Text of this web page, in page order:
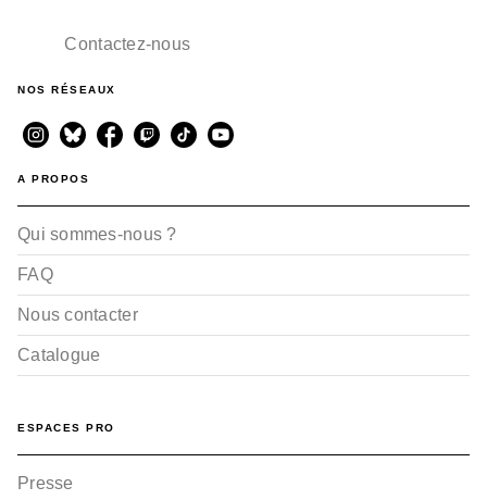
Contactez-nous
NOS RÉSEAUX
A PROPOS
Qui sommes-nous ?
FAQ
Nous contacter
Catalogue
ESPACES PRO
Presse